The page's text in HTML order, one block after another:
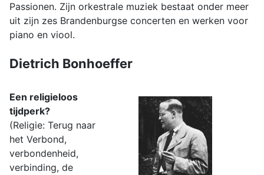
Passionen. Zijn orkestrale muziek bestaat onder meer
uit zijn zes Brandenburgse concerten en werken voor
piano en viool.
Dietrich Bonhoeffer
Een religieloos
tijdperk?
(Religie: Terug naar
het Verbond,
verbondenheid,
verbinding, de